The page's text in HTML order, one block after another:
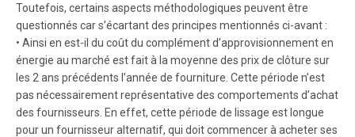
Toutefois, certains aspects méthodologiques peuvent être
questionnés car s’écartant des principes mentionnés ci-avant :
• Ainsi en est-il du coût du complément d’approvisionnement en
énergie au marché est fait à la moyenne des prix de clôture sur
les 2 ans précédents l’année de fourniture. Cette période n’est
pas nécessairement représentative des comportements d’achat
des fournisseurs. En effet, cette période de lissage est longue
pour un fournisseur alternatif, qui doit commencer à acheter ses